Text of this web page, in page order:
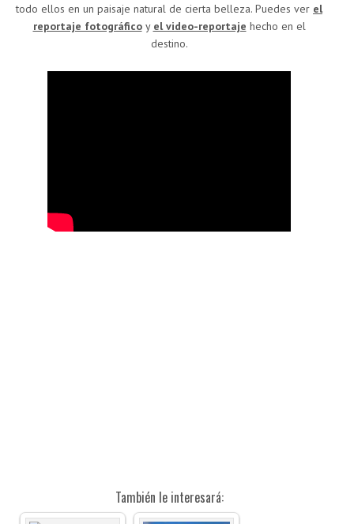
todo ellos en un paisaje natural de cierta belleza. Puedes ver el
reportaje fotográficoy el video-reportaje hecho en el
destino.
También le interesará: